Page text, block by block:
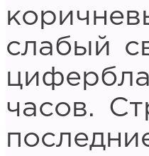
слабый
часов.